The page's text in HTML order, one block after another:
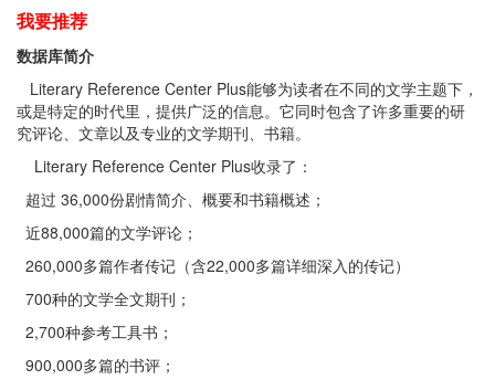
我要推荐
数据库简介
Literary Reference Center Plus能够为读者在不同的文学主题下，
或是特定的时代里，提供广泛的信息。它同时包含了许多重要的研
究评论、文章以及专业的文学期刊、书籍。
Literary Reference Center Plus收录了：
超过 36,000份剧情简介、概要和书籍概述；
近88,000篇的文学评论；
260,000多篇作者传记（含22,000多篇详细深入的传记）
700种的文学全文期刊；
2,700种参考工具书；
900,000多篇的书评；